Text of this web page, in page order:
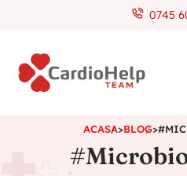
0745
ACASA>BLOG>